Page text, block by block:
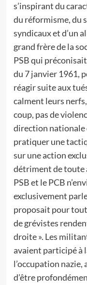
s’inspirant du
du réformisme, du
syndicaux et d’un
grand frère de la
PSB qui
du 7 janvier 1961,
réagir suite aux
calment leurs
coup, pas de
direction nationale
pratiquer une
sur une action
détriment de toute
PSB et le PCB
exclusivement
proposait pour
de grévistes
droite ». Les
avaient participé à
l’occupation nazie,
d’être